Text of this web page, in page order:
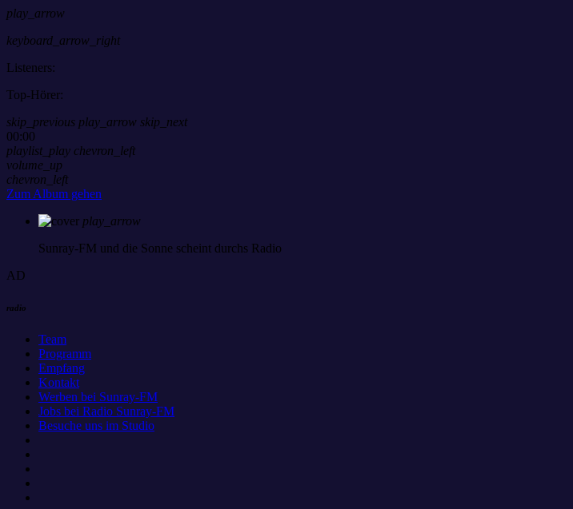
play_arrow
keyboard_arrow_right
Listeners:
Top-Hörer:
skip_previous play_arrow skip_next
00:00
playlist_play chevron_left
volume_up
chevron_left
Zum Album gehen
play_arrow
Sunray-FM und die Sonne scheint durchs Radio
AD
radio
Team
Programm
Empfang
Kontakt
Werben bei Sunray-FM
Jobs bei Radio Sunray-FM
Besuche uns im Studio